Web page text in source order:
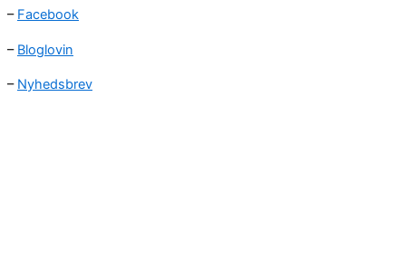
– Facebook
– Bloglovin
– Nyhedsbrev